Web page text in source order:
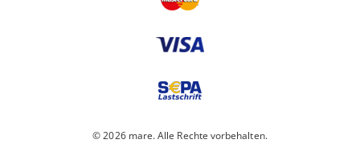
© 2026 mare. Alle Rechte vorbehalten.